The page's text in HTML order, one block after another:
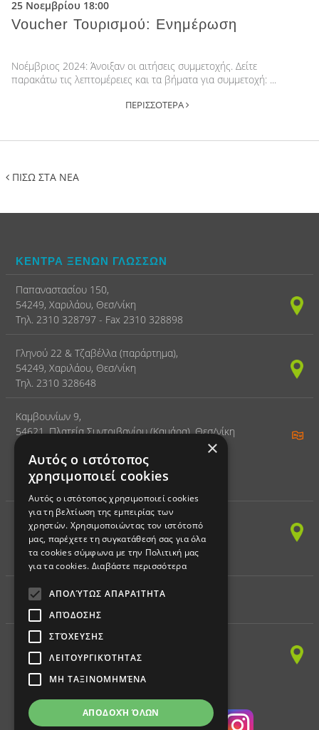
25 Νοεμβρίου 18:00
Voucher Τουρισμού: Ενημέρωση
Νοέμβριος 2024: Άνοιξαν οι αιτήσεις συμμετοχής. Δείτε
παρακάτω τις λεπτομέρειες και τα βήματα για συμμετοχή: ...
ΠΕΡΙΣΣΟΤΕΡΑ
ΠΙΣΩ ΣΤΑ ΝΕΑ
ΚΕΝΤΡΑ ΞΕΝΩΝ ΓΛΩΣΣΩΝ
Παπαναστασίου 150,
54249, Χαριλάου, Θεσ/νίκη
Τηλ. 2310 328797 - Fax 2310 328898
Γληνού 22 & Τζαβέλλα (παράρτημα),
54249, Χαριλάου, Θεσ/νίκη
Τηλ. 2310 328648
Καμβουνίων 9,
54621, Πλατεία Συντριβανίου (Καμάρα), Θεσ/νίκη
ΚΕΝΤΡΟ ΔΙΑ ΒΙΟΥ ΜΑΘΗΣΗΣ
(ΠΛΗΡΟΦΟΡΙΚΗ)
Παπαναστασίου 150,
54249, Χαριλάου, Θεσ/νίκη
Τηλ. 2310 328797 - Fax 2310 328898
ΕΚΠΑΙΔΕΥΤΙΚΗ ΡΟΜΠΟΤΙΚΗ
Παπαναστασίου 150,
54249, Χαριλάου, Θεσ/νίκη
Τηλ. 2310 328797 - Fax 2310 328898
×
Αυτός ο ιστότοπος
χρησιμοποιεί cookies
Αυτός ο ιστότοπος χρησιμοποιεί cookies
για τη βελτίωση της εμπειρίας των
χρηστών. Χρησιμοποιώντας τον ιστότοπό
μας, παρέχετε τη συγκατάθεσή σας για όλα
τα cookies σύμφωνα με την Πολιτική μας
για τα cookies. Διαβάστε περισσότερα
ΑΠΟΛΎΤΩΣ ΑΠΑΡΑΊΤΗΤΑ
ΑΠΌΔΟΣΗΣ
ΣΤΌΧΕΥΣΗΣ
ΛΕΙΤΟΥΡΓΙΚΌΤΗΤΑΣ
ΜΗ ΤΑΞΙΝΟΜΗΜΈΝΑ
ΑΠΟΔΟΧΉ ΌΛΩΝ